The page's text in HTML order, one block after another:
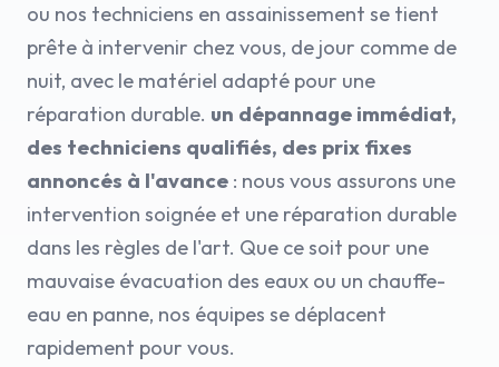
ou nos techniciens en assainissement se tient
prête à intervenir chez vous, de jour comme de
nuit, avec le matériel adapté pour une
réparation durable. un dépannage immédiat,
des techniciens qualifiés, des prix fixes
annoncés à l'avance : nous vous assurons une
intervention soignée et une réparation durable
dans les règles de l'art. Que ce soit pour une
mauvaise évacuation des eaux ou un chauffe-
eau en panne, nos équipes se déplacent
rapidement pour vous.